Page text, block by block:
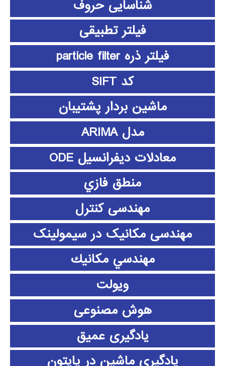
شناسایی حروف
فیلتر تطبیقی
فیلتر ذره particle filter
کد SIFT
ماشین بردار پشتیبان
مدل ARIMA
معادلات دیفرانسیل ODE
منطق فازي
مهندسی کنترل
مهندسی مکانیک در سیمولینک
مهندسي مكانيك
ویولت
هوش مصنوعی
یادگیری عمیق
یادگیری ماشین در پایتون